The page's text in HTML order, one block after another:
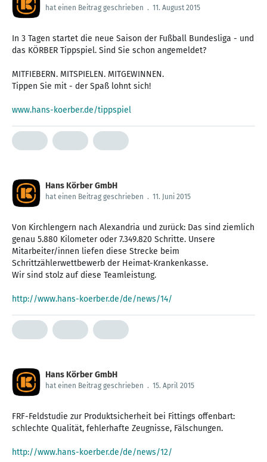
hat einen Beitrag geschrieben . 11. August 2015
In 3 Tagen startet die neue Saison der Fußball Bundesliga - und
das KÖRBER Tippspiel. Sind Sie schon angemeldet?
MITFIEBERN. MITSPIELEN. MITGEWINNEN.
Tippen Sie mit - der Spaß lohnt sich!
www.hans-koerber.de/tippspiel
Hans Körber GmbH
hat einen Beitrag geschrieben . 11. Juni 2015
Von Kirchlengern nach Alexandria und zurück: Das sind ziemlich
genau 5.880 Kilometer oder 7.349.820 Schritte. Unsere
Mitarbeiter/innen liefen diese Strecke beim
Schrittzählerwettbewerb der Heimat-Krankenkasse.
Wir sind stolz auf diese Teamleistung.
http://www.hans-koerber.de/de/news/14/
Hans Körber GmbH
hat einen Beitrag geschrieben . 15. April 2015
FRF-Feldstudie zur Produktsicherheit bei Fittings offenbart:
schlechte Qualität, fehlerhafte Zeugnisse, Fälschungen.
http://www.hans-koerber.de/de/news/12/